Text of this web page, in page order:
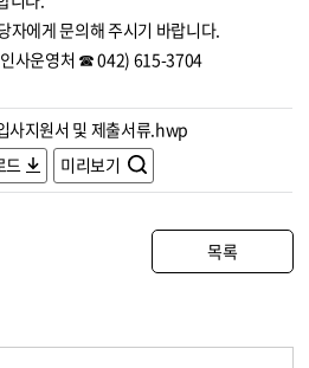
자에게 문의해 주시기 바랍니다.
사운영처 ☎ 042) 615-3704
사지원서 및 제출서류.hwp
드
미리보기
목록